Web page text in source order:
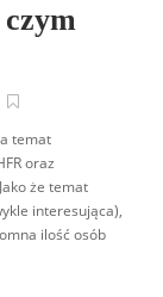
temat
oraz
że temat
interesująca),
ilość osób